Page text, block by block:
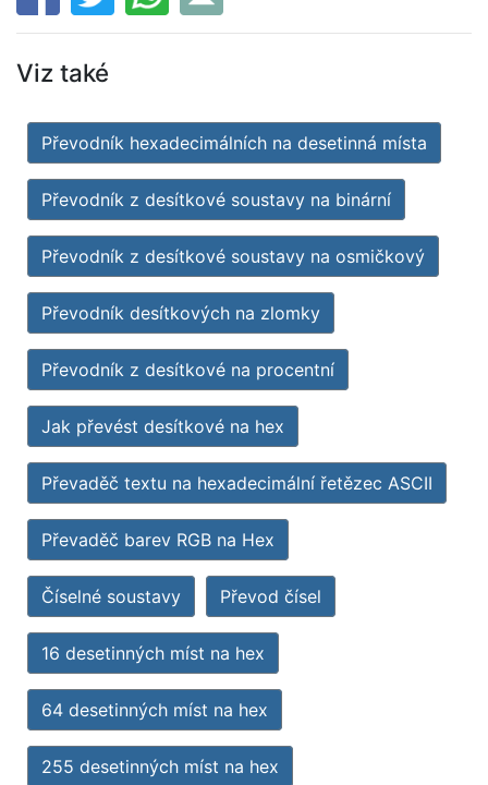
Viz také
Převodník hexadecimálních na desetinná místa
Převodník z desítkové soustavy na binární
Převodník z desítkové soustavy na osmičkový
Převodník desítkových na zlomky
Převodník z desítkové na procentní
Jak převést desítkové na hex
Převaděč textu na hexadecimální řetězec ASCII
Převaděč barev RGB na Hex
Číselné soustavy Převod čísel
16 desetinných míst na hex
64 desetinných míst na hex
255 desetinných míst na hex